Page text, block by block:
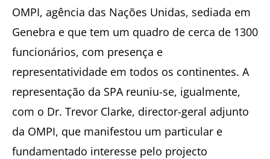
OMPI, agência das Nações Unidas, sediada em
Genebra e que tem um quadro de cerca de 1300
funcionários, com presença e
representatividade em todos os continentes. A
representação da SPA reuniu-se, igualmente,
com o Dr. Trevor Clarke, director-geral adjunto
da OMPI, que manifestou um particular e
fundamentado interesse pelo projecto